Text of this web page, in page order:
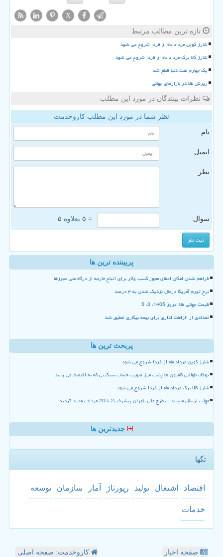
X
تازه ترین مطالب مرتبط
شارژ کوپن مرداد ماه از فردا شروع می شود
شارژ کالا برگ مرداد ماه از فردا شروع می شود
یک چهارم نفت دنیا قطع شد
ریزش طلا در بازارهای جهانی
نظرات بینندگان در مورد این مطلب
نظر شما در مورد این مطلب کاروخدمت
نام:
ایمیل:
نظر:
سوال: = ۵ بعلاوه ۵
پربیننده ترین ها
فراهم شدن امکان اعطای مجوز کسب وکار برای اتباع خارجه از درگاه ملی مجوزها
نرخ تورم آمریکا درحال نزدیک شدن به ۴ درصد
قیمت جهانی طلا امروز 1405، 3، 5
تعدادی از الزامات اداری برای بیمه بیکاری تعلیق شد
پربحث ترین ها
شارژ کوپن مرداد ماه از فردا شروع می شود
توقف طولانی کامیون ها پشت مرز صورت حساب سنگینی که به اقتصاد می رسد
شارژ کالا برگ مرداد ماه از فردا شروع می شود
مهلت ارسال مستندات طرح ملی یاوران پیشرفت2 تا 20 مرداد تمدید گردید
جدیدترین ها
تگها
اقتصاد اشتغال تولید رپورتاژ آمار سازمان توسعه
خدمات
صفحه اخبار کاروخدمت: صفحه اصلی